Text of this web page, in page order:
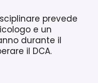
prevede
e un
durante il
il DCA.